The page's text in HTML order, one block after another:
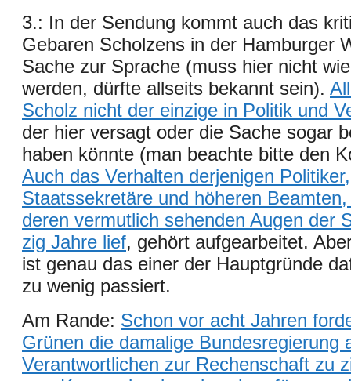
3.: In der Sendung kommt auch das
Gebaren Scholzens in der Hamburger
Sache zur Sprache (muss hier nicht
werden, dürfte allseits bekannt sein).
Scholz nicht der einzige in Politik und
der hier versagt oder die Sache sogar
haben könnte (man beachte bitte den
Auch das Verhalten derjenigen Politiker,
Staatssekretäre und höheren
deren vermutlich sehenden Augen der
zig Jahre lief, gehört aufgearbeitet.
ist genau das einer der Hauptgründe
zu wenig passiert.
Am Rande: Schon vor acht Jahren
Grünen die damalige Bundesregierung
Verantwortlichen zur Rechenschaft zu